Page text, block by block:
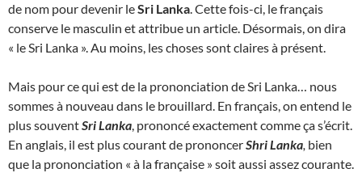
de nom pour devenir leSri Lanka. Cette fois-ci, le français
conserve le masculin et attribue un article. Désormais, on dira
« le Sri Lanka ». Au moins, les choses sont claires à présent.
Mais pour ce qui est de la prononciation de Sri Lanka… nous
sommes à nouveau dans le brouillard. En français, on entend le
plus souventSri Lanka, prononcé exactement comme ça s’écrit.
En anglais, il est plus courant de prononcerShri Lanka, bien
que la prononciation « à la française » soit aussi assez courante.